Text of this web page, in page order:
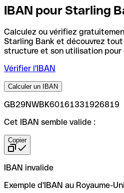
IBAN pour Starling
Calculez ou vérifiez
Starling Bank et découvrez
structure et son utilisation pour
Vérifier l'IBAN
Calculer un IBAN
GB29NWBK60161331926819
Cet IBAN semble valide :
Copier
IBAN invalide
Exemple d'IBAN au Royaume-Uni